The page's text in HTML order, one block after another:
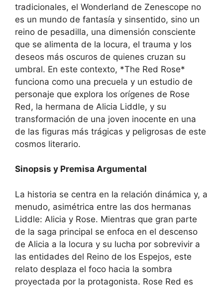
tradicionales, el Wonderland de Zenescope no
es un mundo de fantasía y sinsentido, sino un
reino de pesadilla, una dimensión consciente
que se alimenta de la locura, el trauma y los
deseos más oscuros de quienes cruzan su
umbral. En este contexto, *The Red Rose*
funciona como una precuela y un estudio de
personaje que explora los orígenes de Rose
Red, la hermana de Alicia Liddle, y su
transformación de una joven inocente en una
de las figuras más trágicas y peligrosas de este
cosmos literario.
Sinopsis y Premisa Argumental
La historia se centra en la relación dinámica y, a
menudo, asimétrica entre las dos hermanas
Liddle: Alicia y Rose. Mientras que gran parte
de la saga principal se enfoca en el descenso
de Alicia a la locura y su lucha por sobrevivir a
las entidades del Reino de los Espejos, este
relato desplaza el foco hacia la sombra
proyectada por la protagonista. Rose Red es